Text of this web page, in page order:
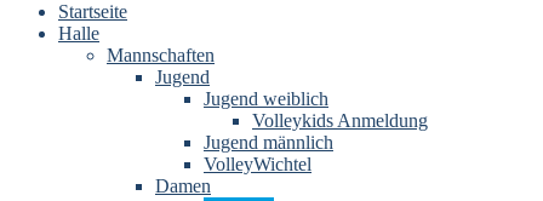
Startseite
Halle
Mannschaften
Jugend
Jugend weiblich
Volleykids Anmeldung
Jugend männlich
VolleyWichtel
Damen